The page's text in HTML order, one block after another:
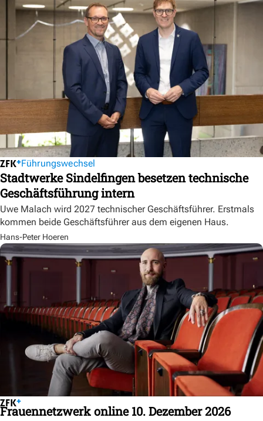
Führungswechsel
Stadtwerke Sindelfingen besetzen technische
Geschäftsführung intern
Uwe Malach wird 2027 technischer Geschäftsführer. Erstmals
kommen beide Geschäftsführer aus dem eigenen Haus.
Hans-Peter Hoeren
Frauennetzwerk online 10. Dezember 2026